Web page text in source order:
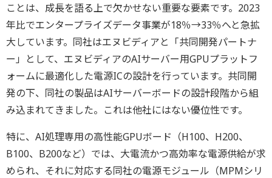
ことは、成長を語る上で欠かせない重要な要素です。2023
年比でエンタープライズデータ事業が18％→33％へと急拡
大しています。同社はエヌビディアと「共同開発パートナ
ー」として、エヌビディアのAIサーバー用GPUプラットフ
ォームに最適化した電源ICの設計を行っています。共同開
発の下、同社の製品はAIサーバーボードの設計段階から組
み込まれてきました。これは他社にはない優位性です。
特に、AI処理専用の高性能GPUボード（H100、H200、
B100、B200など）では、大電流かつ高効率な電源供給が求
められ、それに対応する同社の電源モジュール（MPMシリ